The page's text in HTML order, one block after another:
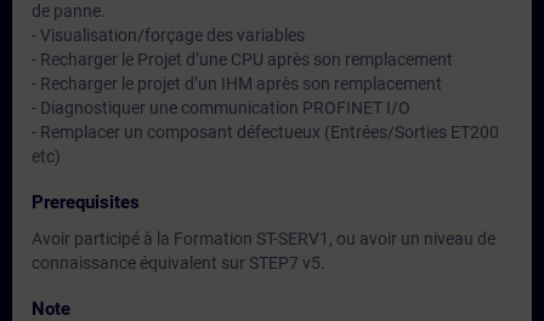
de panne.
- Visualisation/forçage des variables
- Recharger le Projet d’une CPU après son remplacement
- Recharger le projet d’un IHM après son remplacement
- Diagnostiquer une communication PROFINET I/O
- Remplacer un composant défectueux (Entrées/Sorties ET200
etc)
Prerequisites
Avoir participé à la Formation ST-SERV1, ou avoir un niveau de
connaissance équivalent sur STEP7 v5.
Note